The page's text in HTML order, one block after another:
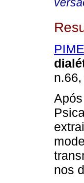
nos